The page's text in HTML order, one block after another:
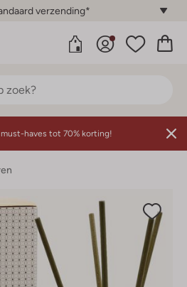
verzending*
haves tot 70% korting!